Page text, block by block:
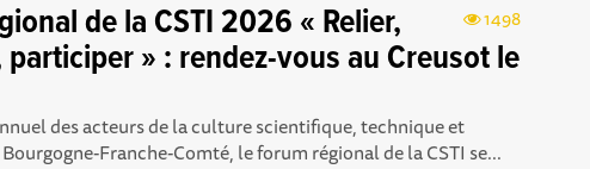
1498
de la CSTI 2026 « Relier,
» : rendez-vous au Creusot le
des acteurs de la culture scientifique, technique et
Franche-Comté, le forum régional de la CSTI se...